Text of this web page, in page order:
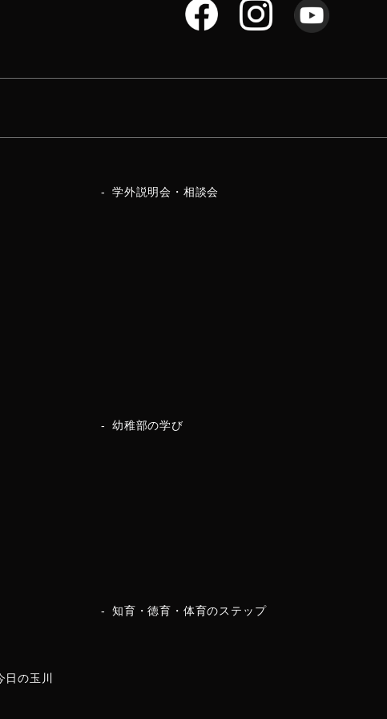
学外説明会・相談会
幼稚部の学び
知育・徳育・体育のステップ
日の玉川